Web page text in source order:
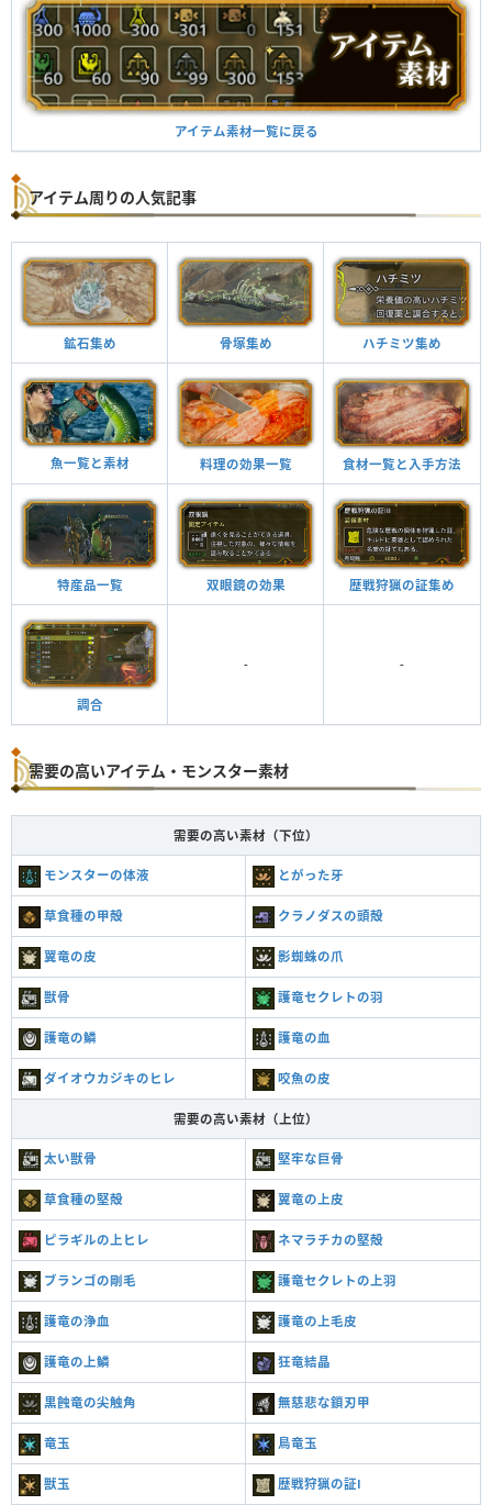
アイテム素材一覧に戻る
アイテム周りの人気記事
鉱石集め 骨塚集め ハチミツ集め
魚一覧と素材 料理の効果一覧 食材一覧と入手方法
特産品一覧 双眼鏡の効果 歴戦狩猟の証集め
調合
- -
需要の高いアイテム・モンスター素材
需要の高い素材（下位）
モンスターの体液 とがった牙
草食種の甲殻 クラノダスの頭殻
翼竜の皮 影蜘蛛の爪
獣骨 護竜セクレトの羽
護竜の鱗 護竜の血
ダイオウカジキのヒレ 咬魚の皮
需要の高い素材（上位）
太い獣骨 堅牢な巨骨
草食種の堅殻 翼竜の上皮
ピラギルの上ヒレ ネマラチカの堅殻
ブランゴの剛毛 護竜セクレトの上羽
護竜の浄血 護竜の上毛皮
護竜の上鱗 狂竜結晶
黒蝕竜の尖触角 無慈悲な鎖刃甲
竜玉 鳥竜玉
獣玉 歴戦狩猟の証Ⅰ